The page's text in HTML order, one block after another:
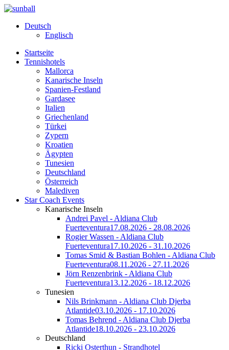
Deutsch
Englisch
Startseite
Tennishotels
Mallorca
Kanarische Inseln
Spanien-Festland
Gardasee
Italien
Griechenland
Türkei
Zypern
Kroatien
Ägypten
Tunesien
Deutschland
Österreich
Malediven
Star Coach Events
Kanarische Inseln
Andrei Pavel - Aldiana Club
Fuerteventura17.08.2026 - 28.08.2026
Rogier Wassen - Aldiana Club
Fuerteventura17.10.2026 - 31.10.2026
Tomas Smid & Bastian Bohlen - Aldiana Club
Fuerteventura08.11.2026 - 27.11.2026
Jörn Renzenbrink - Aldiana Club
Fuerteventura13.12.2026 - 18.12.2026
Tunesien
Nils Brinkmann - Aldiana Club Djerba
Atlantide03.10.2026 - 17.10.2026
Tomas Behrend - Aldiana Club Djerba
Atlantide18.10.2026 - 23.10.2026
Deutschland
Ricki Osterthun - Strandhotel